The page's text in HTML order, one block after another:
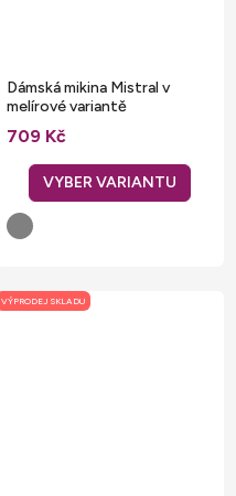
Dámská mikina Mistral v
melírové variantě
709 Kč
VÝPRODEJ SKLADU